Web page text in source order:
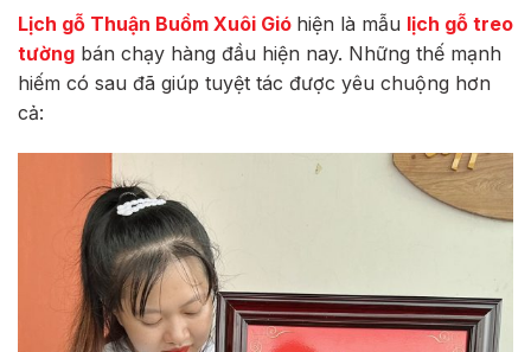
Lịch gỗ Thuận Buồm Xuôi Gió hiện là mẫu lịch gỗ treo
tường bán chạy hàng đầu hiện nay. Những thế mạnh
hiếm có sau đã giúp tuyệt tác được yêu chuộng hơn
cả: